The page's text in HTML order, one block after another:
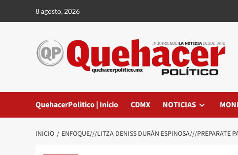
8 agosto, 2026
QuehacerPolitico | Inicio CDMX NOTICIAS
INICIO ENFOQUE///LITZA DENISS DURÁN ESPINOSA///PREPARATE